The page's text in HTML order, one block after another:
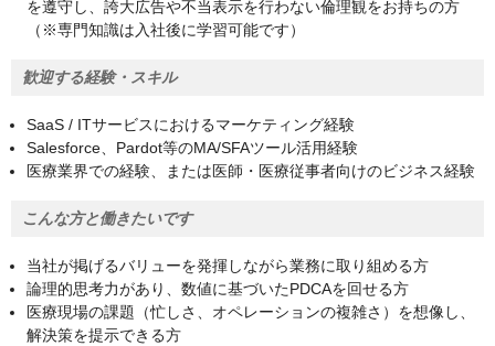
を遵守し、誇大広告や不当表示を行わない倫理観をお持ちの方
（※専門知識は入社後に学習可能です）
歓迎する経験・スキル
SaaS / ITサービスにおけるマーケティング経験
Salesforce、Pardot等のMA/SFAツール活用経験
医療業界での経験、または医師・医療従事者向けのビジネス経験
こんな方と働きたいです
当社が掲げるバリューを発揮しながら業務に取り組める方
論理的思考力があり、数値に基づいたPDCAを回せる方
医療現場の課題（忙しさ、オペレーションの複雑さ）を想像し、
解決策を提示できる方